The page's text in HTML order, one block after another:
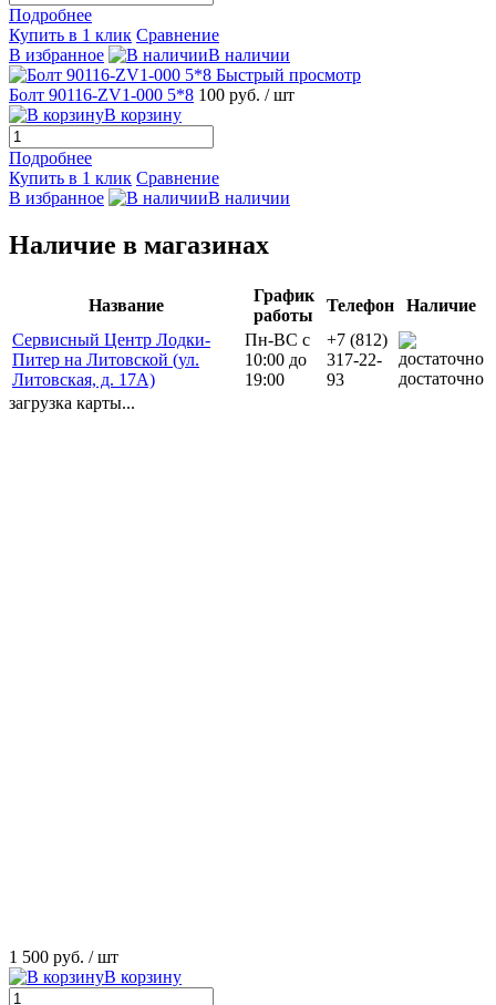
Подробнее
Купить в 1 клик Сравнение
В избранное
В наличии
Быстрый просмотр
Болт 90116-ZV1-000 5*8 100 руб. / шт
В корзину
Подробнее
Купить в 1 клик Сравнение
В избранное
В наличии
Наличие в магазинах
Название
График
работы
Телефон
Наличие
Сервисный Центр Лодки-
Питер на Литовской (ул.
Литовская, д. 17А)
Пн-ВС с
10:00 до
19:00
+7 (812)
317-22-
93
достаточно
загрузка карты...
1 500 руб. / шт
В корзину